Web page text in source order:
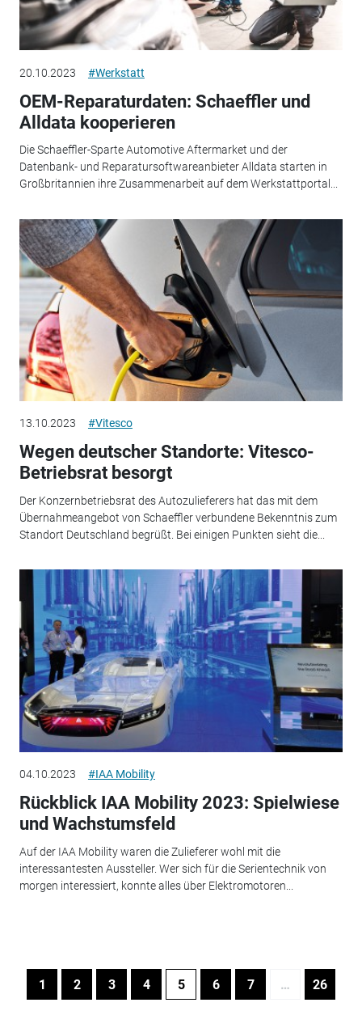
20.10.2023 #Werkstatt
OEM-Reparaturdaten: Schaeffler und
Alldata kooperieren
Die Schaeffler-Sparte Automotive Aftermarket und der
Datenbank- und Reparatursoftwareanbieter Alldata starten in
Großbritannien ihre Zusammenarbeit auf dem Werkstattportal...
13.10.2023 #Vitesco
Wegen deutscher Standorte: Vitesco-
Betriebsrat besorgt
Der Konzernbetriebsrat des Autozulieferers hat das mit dem
Übernahmeangebot von Schaeffler verbundene Bekenntnis zum
Standort Deutschland begrüßt. Bei einigen Punkten sieht die...
04.10.2023 #IAA Mobility
Rückblick IAA Mobility 2023: Spielwiese
und Wachstumsfeld
Auf der IAA Mobility waren die Zulieferer wohl mit die
interessantesten Aussteller. Wer sich für die Serientechnik von
morgen interessiert, konnte alles über Elektromotoren...
1 2 3 4 5 6 7 … 26